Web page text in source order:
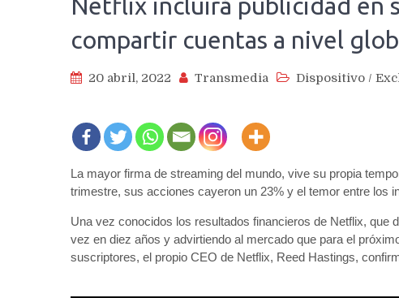
Netflix incluirá publicidad en
compartir cuentas a nivel
20 abril, 2022 Transmedia Dispositivo /
La mayor firma de streaming del mundo, vive su propia
trimestre, sus acciones cayeron un 23% y el temor entre los
Una vez conocidos los resultados financieros de Netflix, que
vez en diez años y advirtiendo al mercado que para el
suscriptores, el propio CEO de Netflix, Reed Hastings,